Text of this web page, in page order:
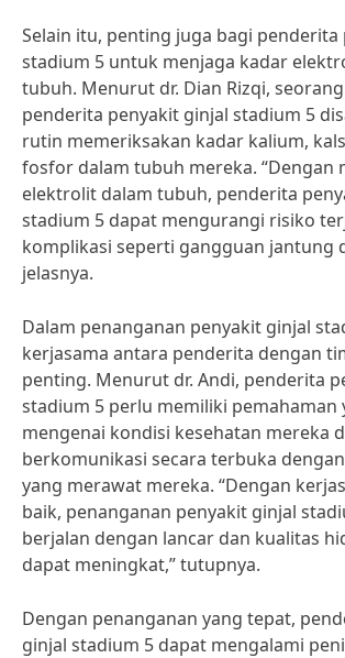
Selain itu, penting juga bagi penderita
stadium 5 untuk menjaga kadar
tubuh. Menurut dr. Dian Rizqi,
penderita penyakit ginjal stadium 5
rutin memeriksakan kadar kalium,
fosfor dalam tubuh mereka. “Dengan
elektrolit dalam tubuh, penderita
stadium 5 dapat mengurangi risiko
komplikasi seperti gangguan jantung
jelasnya.
Dalam penanganan penyakit ginjal
kerjasama antara penderita dengan
penting. Menurut dr. Andi, penderita
stadium 5 perlu memiliki pemahaman
mengenai kondisi kesehatan mereka
berkomunikasi secara terbuka
yang merawat mereka. “Dengan
baik, penanganan penyakit ginjal
berjalan dengan lancar dan kualitas
dapat meningkat,” tutupnya.
Dengan penanganan yang tepat,
ginjal stadium 5 dapat mengalami